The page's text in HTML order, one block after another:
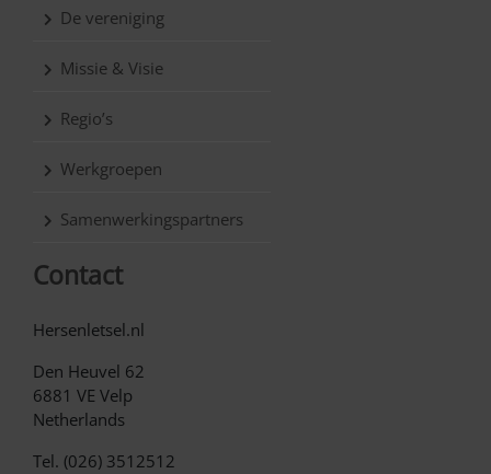
De vereniging
Missie & Visie
Regio’s
Werkgroepen
Samenwerkingspartners
Contact
Hersenletsel.nl
Den Heuvel 62
6881 VE Velp
Netherlands
Tel. (026) 3512512